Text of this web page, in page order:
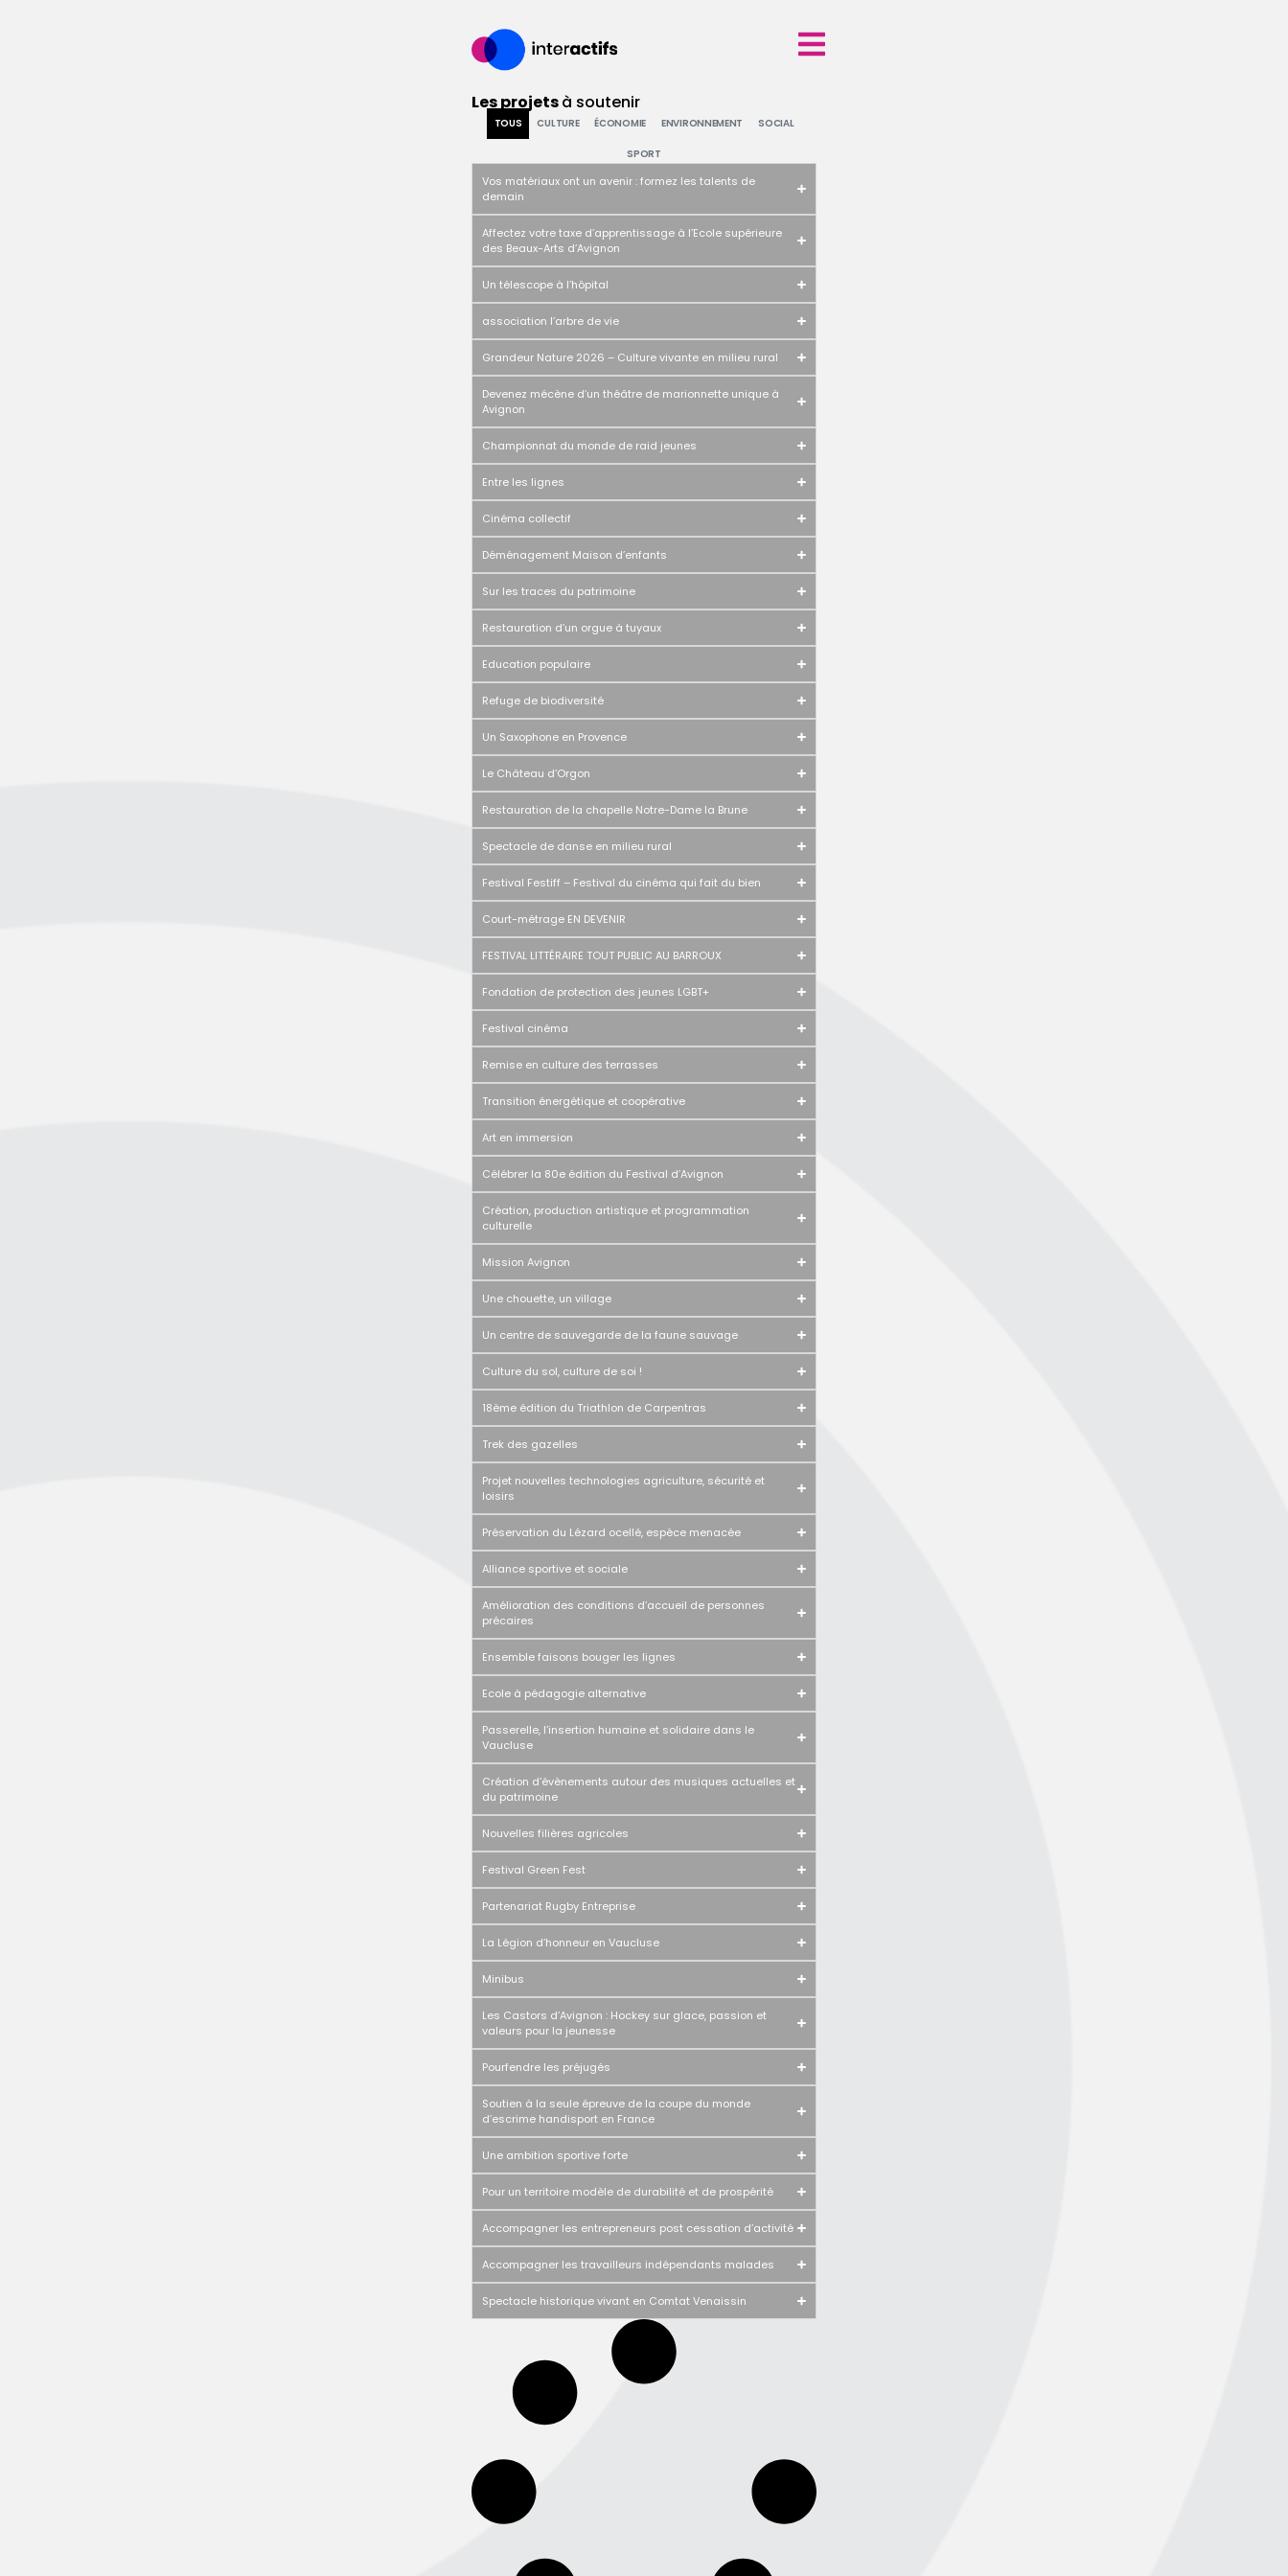
Les projetsà soutenir
CULTURE ÉCONOMIE ENVIRONNEMENT SOCIAL
SPORT
TOUS
Vos matériaux ont un avenir : formez les talents de
demain
Affectez votre taxe d’apprentissage à l’Ecole supérieure
des Beaux-Arts d’Avignon
Un télescope à l’hôpital
association l’arbre de vie
Grandeur Nature 2026 – Culture vivante en milieu rural
Devenez mécène d’un théâtre de marionnette unique à
Avignon
Championnat du monde de raid jeunes
Entre les lignes
Cinéma collectif
Déménagement Maison d’enfants
Sur les traces du patrimoine
Restauration d’un orgue à tuyaux
Education populaire
Refuge de biodiversité
Un Saxophone en Provence
Le Château d’Orgon
Restauration de la chapelle Notre-Dame la Brune
Spectacle de danse en milieu rural
Festival Festiff – Festival du cinéma qui fait du bien
Court-métrage EN DEVENIR
FESTIVAL LITTÉRAIRE TOUT PUBLIC AU BARROUX
Fondation de protection des jeunes LGBT+
Festival cinéma
Remise en culture des terrasses
Transition énergétique et coopérative
Art en immersion
Célébrer la 80e édition du Festival d’Avignon
Création, production artistique et programmation
culturelle
Mission Avignon
Une chouette, un village
Un centre de sauvegarde de la faune sauvage
Culture du sol, culture de soi !
18ème édition du Triathlon de Carpentras
Trek des gazelles
Projet nouvelles technologies agriculture, sécurité et
loisirs
Préservation du Lézard ocellé, espèce menacée
Alliance sportive et sociale
Amélioration des conditions d’accueil de personnes
précaires
Ensemble faisons bouger les lignes
Ecole à pédagogie alternative
Passerelle, l’insertion humaine et solidaire dans le
Vaucluse
Création d’évènements autour des musiques actuelles et
du patrimoine
Nouvelles filières agricoles
Festival Green Fest
Partenariat Rugby Entreprise
La Légion d’honneur en Vaucluse
Minibus
Les Castors d’Avignon : Hockey sur glace, passion et
valeurs pour la jeunesse
Pourfendre les préjugés
Soutien à la seule épreuve de la coupe du monde
d’escrime handisport en France
Une ambition sportive forte
Pour un territoire modèle de durabilité et de prospérité
Accompagner les entrepreneurs post cessation d’activité
Accompagner les travailleurs indépendants malades
Spectacle historique vivant en Comtat Venaissin